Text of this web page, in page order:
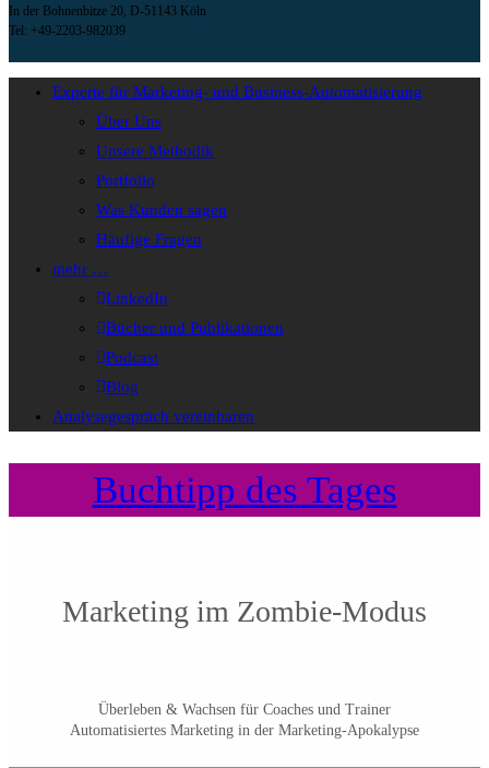
In der Bohnenbitze 20, D-51143 Köln
Tel: +49-2203-982039
Experte für Marketing- und Business-Automatisierung
Über Uns
Unsere Methodik
Portfolio
Was Kunden sagen
Häufige Fragen
mehr …
LinkedIn
Bücher und Publikationen
Podcast
Blog
Analysegespräch vereinbaren
Buchtipp des Tages
Marketing im Zombie-Modus
Überleben & Wachsen für Coaches und Trainer
Automatisiertes Marketing in der Marketing-Apokalypse